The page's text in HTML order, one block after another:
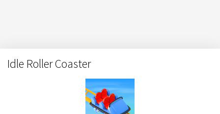
Idle Roller Coaster